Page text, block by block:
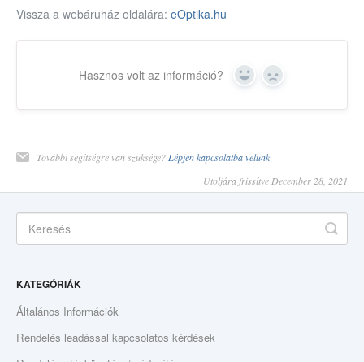
Vissza a webáruház oldalára: eOptika.hu
Hasznos volt az információ? Yes No
További segítségre van szüksége? Lépjen kapcsolatba velünk
Utoljára frissítve December 28, 2021
KATEGÓRIÁK
Általános Információk
Rendelés leadással kapcsolatos kérdések